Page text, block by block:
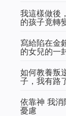
我這樣做後
的孩子竟轉
寫給陷在金
的女兒的一
如何教養叛
子，我有路
依靠神 我消
憂慮